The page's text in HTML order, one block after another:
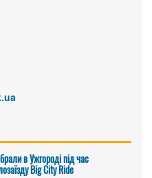
в Ужгороді під час
Big Сity Ride